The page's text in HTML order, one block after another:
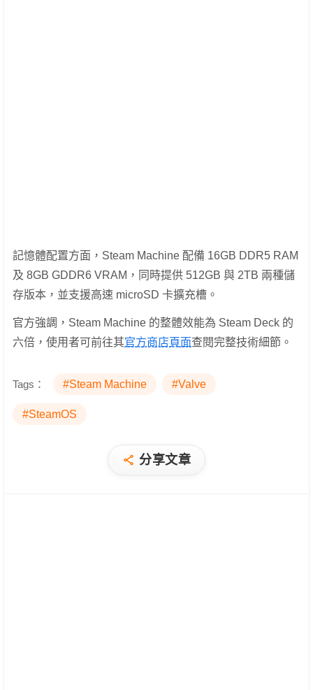
記憶體配置方面，Steam Machine 配備 16GB DDR5 RAM
及 8GB GDDR6 VRAM，同時提供 512GB 與 2TB 兩種儲
存版本，並支援高速 microSD 卡擴充槽。
官方強調，Steam Machine 的整體效能為 Steam Deck 的
六倍，使用者可前往其官方商店頁面查閱完整技術細節。
Tags： #Steam Machine #Valve
#SteamOS
分享文章